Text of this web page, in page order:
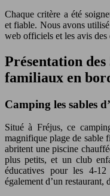
Chaque critère a été
et fiable. Nous avons
web officiels et les avis des
Présentation
familiaux en
Camping les sables
Situé à Fréjus, ce
magnifique plage de sable
abritent une piscine
plus petits, et un club
éducatives pour les 4-
également d’un restaurant,